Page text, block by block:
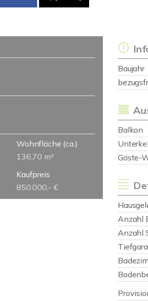
Wohnfläche (ca.)
136,70 m²
Kaufpreis
850.000,- €
Baujahr
Balkon
Gäste-
Anzahl
Anzahl